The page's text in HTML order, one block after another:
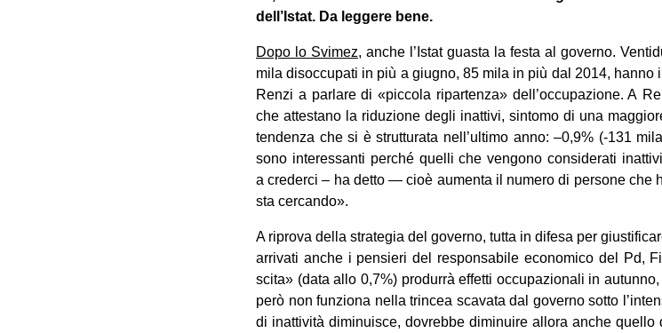
dell’Istat. Da leg­gere bene.
Dopo lo Svi­mez, anche l’Istat gua­sta la festa al governo.
mila disoc­cu­pati in più a giu­gno, 85 mila in più dal 2014,
Renzi a par­lare di «pic­cola ripar­tenza» dell’occupazione. A
che atte­stano la ridu­zione degli inat­tivi, sin­tomo di una
ten­denza che si è strut­tu­rata nell’ultimo anno: –0,9% (-131
sono inte­res­santi per­ché quelli che ven­gono con­si­de­rati
a cre­derci – ha detto — cioè aumenta il numero di per­sone che
sta cercando».
A riprova della stra­te­gia del governo, tutta in difesa per
arri­vati anche i pen­sieri del respon­sa­bile eco­no­mico del Pd,
scita» (data allo 0,7%) pro­durrà effetti occu­pa­zio­nali in
però non fun­ziona nella trin­cea sca­vata dal governo sotto
di inat­ti­vità dimi­nui­sce, dovrebbe dimi­nuire allora anche